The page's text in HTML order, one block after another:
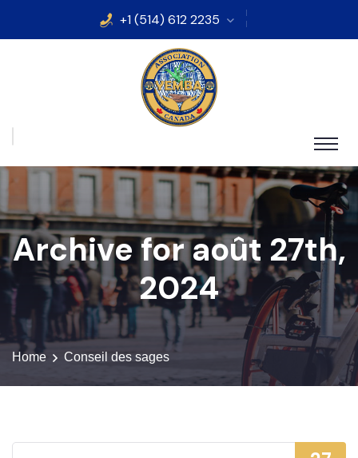
+1 (514) 612 2235
Archive for août 27th,
2024
Home Conseil des sages